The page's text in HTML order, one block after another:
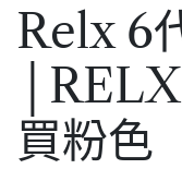
Relx 6
買粉色